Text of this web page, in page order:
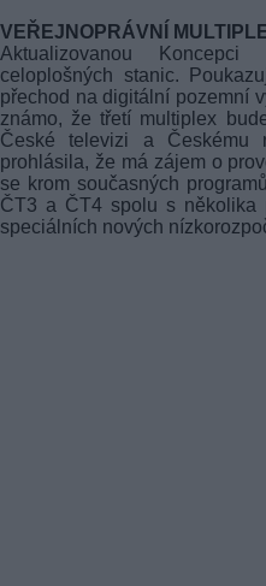
VEŘEJNOPRÁVNÍ
Aktualizovanou Koncepci
celoplošných stanic.
přechod na digitální pozemní
známo, že třetí multiplex
České televizi a Českému
prohlásila, že má zájem o
se krom současných
ČT3 a ČT4 spolu s několika
speciálních nových